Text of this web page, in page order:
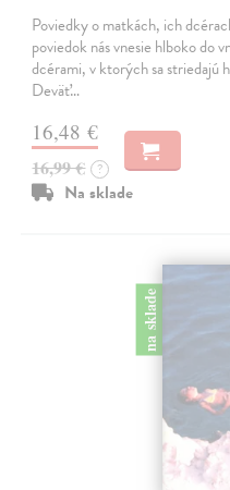
Poviedky o matkách, ich
poviedok nás vnesie hlboko do
dcérami, v ktorých sa striedajú
Deväť…
16,48 €
16,99 € ?
Na sklade
na sklade